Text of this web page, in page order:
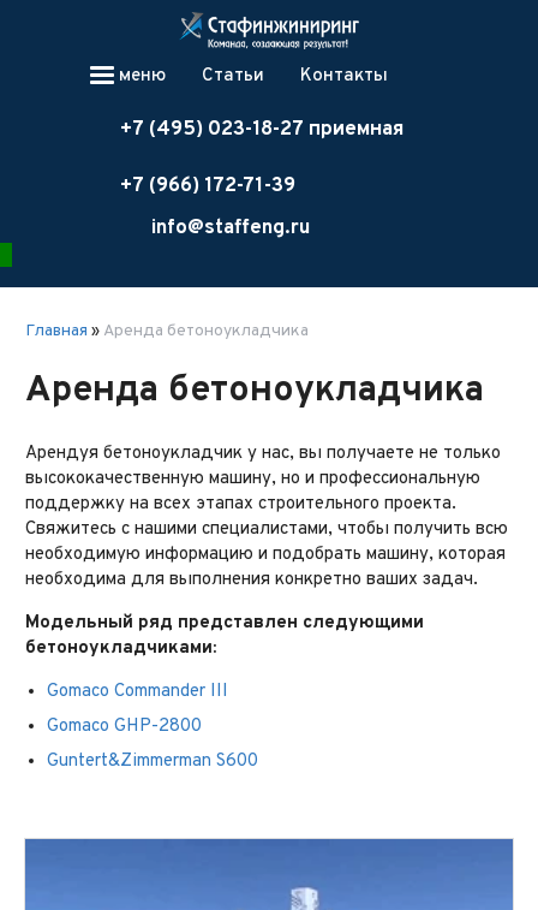
меню Статьи Контакты
+7 (495) 023-18-27 приемная
+7 (966) 172-71-39
info@staffeng.ru
Главная » Аренда бетоноукладчика
Аренда бетоноукладчика
Арендуя бетоноукладчик у нас, вы получаете не только
высококачественную машину, но и профессиональную
поддержку на всех этапах строительного проекта.
Свяжитесь с нашими специалистами, чтобы получить всю
необходимую информацию и подобрать машину, которая
необходима для выполнения конкретно ваших задач.
Модельный ряд представлен следующими
бетоноукладчиками:
Gomaco Commander III
Gomaco GHP-2800
Guntert&Zimmerman S600